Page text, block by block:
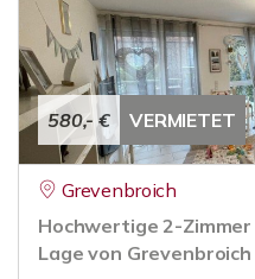
580,- € VERMIETET
Grevenbroich
Hochwertige 2-
Lage von Grevenbroich